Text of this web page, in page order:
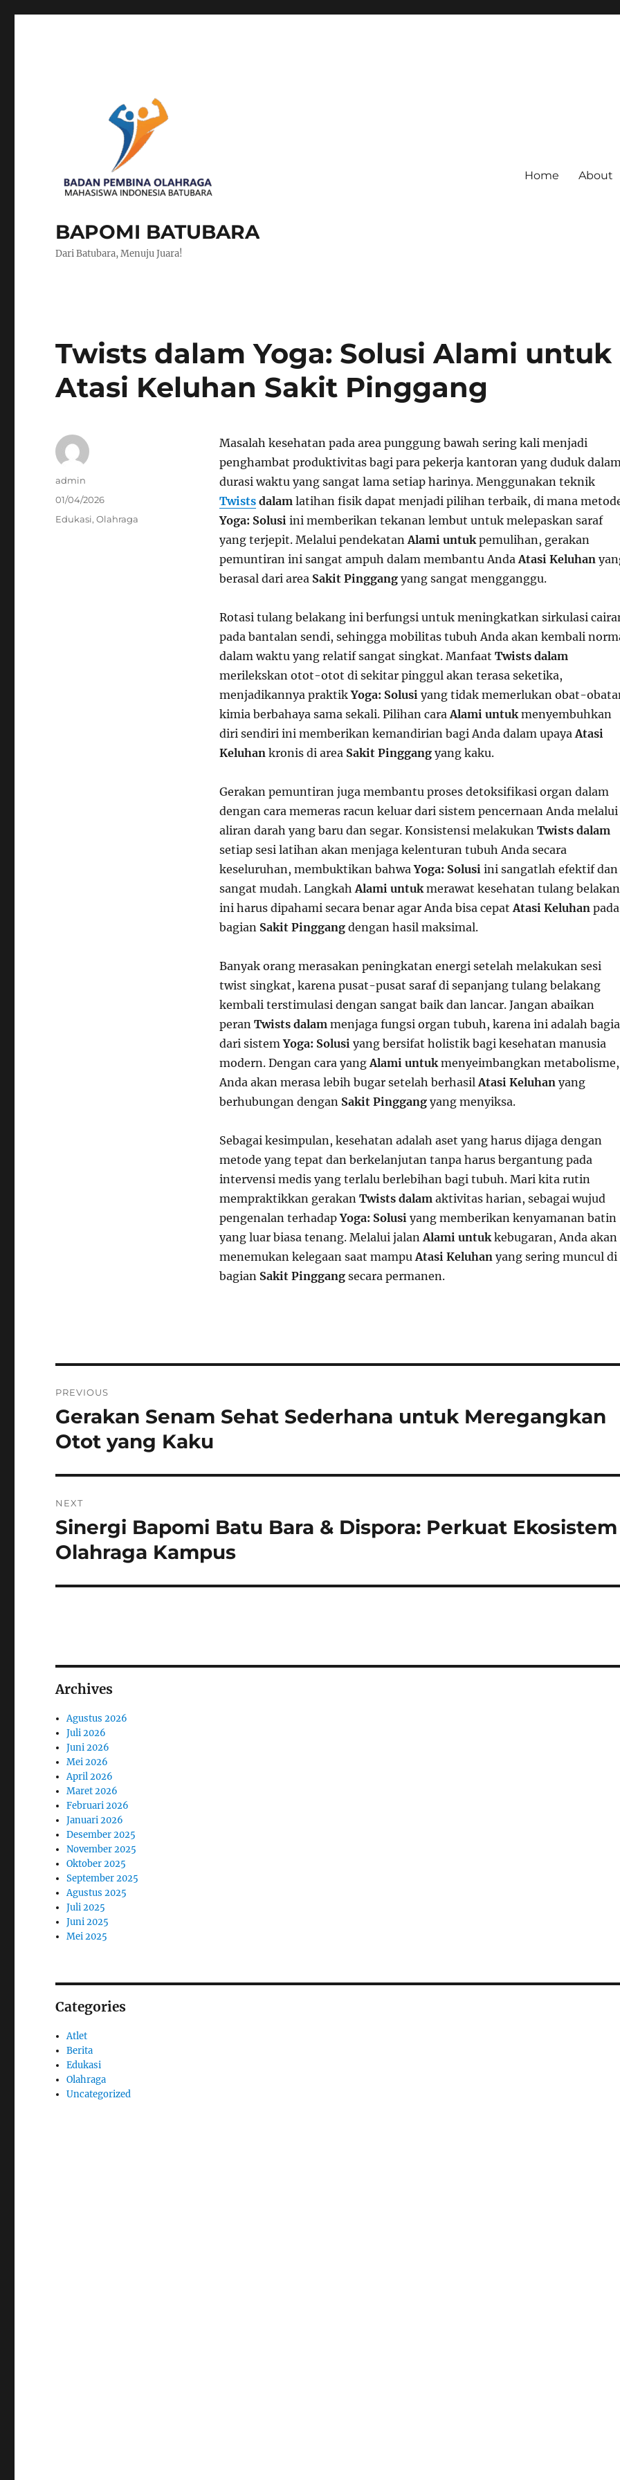
BAPOMI BATUBARA
Dari Batubara, Menuju Juara!
Home About
Twists dalam Yoga: Solusi Alami untuk
Atasi Keluhan Sakit Pinggang
Masalah kesehatan pada area punggung bawah sering kali menjadi
penghambat produktivitas bagi para pekerja kantoran yang duduk
durasi waktu yang sangat lama setiap harinya. Menggunakan teknik
Twistsdalamlatihan fisik dapat menjadi pilihan terbaik, di mana
Yoga: Solusiini memberikan tekanan lembut untuk melepaskan saraf
yang terjepit. Melalui pendekatanAlami untukpemulihan, gerakan
pemuntiran ini sangat ampuh dalam membantu AndaAtasi Keluhan
berasal dari area Sakit Pinggangyang sangat mengganggu.
Rotasi tulang belakang ini berfungsi untuk meningkatkan sirkulasi
pada bantalan sendi, sehingga mobilitas tubuh Anda akan kembali
dalam waktu yang relatif sangat singkat. Manfaat Twists dalam
merilekskan otot-otot di sekitar pinggul akan terasa seketika,
menjadikannya praktikYoga: Solusiyang tidak memerlukan obat-
kimia berbahaya sama sekali. Pilihan caraAlami untukmenyembuhkan
diri sendiri ini memberikan kemandirian bagi Anda dalam upayaAtasi
Keluhankronis di area Sakit Pinggangyang kaku.
Gerakan pemuntiran juga membantu proses detoksifikasi organ dalam
dengan cara memeras racun keluar dari sistem pencernaan Anda melalui
aliran darah yang baru dan segar. Konsistensi melakukan Twists dalam
setiap sesi latihan akan menjaga kelenturan tubuh Anda secara
keseluruhan, membuktikan bahwaYoga: Solusiini sangatlah efektif dan
sangat mudah. LangkahAlami untukmerawat kesehatan tulang
ini harus dipahami secara benar agar Anda bisa cepatAtasi Keluhanpada
bagian Sakit Pinggangdengan hasil maksimal.
Banyak orang merasakan peningkatan energi setelah melakukan sesi
twist singkat, karena pusat-pusat saraf di sepanjang tulang belakang
kembali terstimulasi dengan sangat baik dan lancar. Jangan abaikan
peran Twists dalammenjaga fungsi organ tubuh, karena ini adalah
dari sistemYoga: Solusiyang bersifat holistik bagi kesehatan manusia
modern. Dengan cara yangAlami untukmenyeimbangkan metabolisme,
Anda akan merasa lebih bugar setelah berhasilAtasi Keluhanyang
berhubungan dengan Sakit Pinggangyang menyiksa.
Sebagai kesimpulan, kesehatan adalah aset yang harus dijaga dengan
metode yang tepat dan berkelanjutan tanpa harus bergantung pada
intervensi medis yang terlalu berlebihan bagi tubuh. Mari kita rutin
mempraktikkan gerakan Twists dalamaktivitas harian, sebagai wujud
pengenalan terhadapYoga: Solusiyang memberikan kenyamanan batin
yang luar biasa tenang. Melalui jalanAlami untukkebugaran, Anda akan
menemukan kelegaan saat mampuAtasi Keluhanyang sering muncul di
bagian Sakit Pinggangsecara permanen.
Author
admin
Posted
on
01/04/2026
Categories
Edukasi,Olahraga
pos
PREVIOUS
Previous
post:
Gerakan Senam Sehat Sederhana untuk Meregangkan
Otot yang Kaku
NEXT
Next
post:
Sinergi Bapomi Batu Bara & Dispora: Perkuat Ekosistem
Olahraga Kampus
Archives
Agustus 2026
Juli 2026
Juni 2026
Mei 2026
April 2026
Maret 2026
Februari 2026
Januari 2026
Desember 2025
November 2025
Oktober 2025
September 2025
Agustus 2025
Juli 2025
Juni 2025
Mei 2025
Categories
Atlet
Berita
Edukasi
Olahraga
Uncategorized